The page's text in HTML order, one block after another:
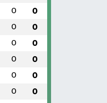
0 0
0 0
0 0
0 0
0 0
0 0